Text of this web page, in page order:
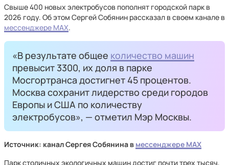
Свыше 400 новых электробусов пополнят городской парк в
2026 году. Об этом Сергей Собянин рассказал в своем канале в
мессенджере MAХ.
«В результате общее количество машин
превысит 3300, их доля в парке
Мосгортранса достигнет 45 процентов.
Москва сохранит лидерство среди городов
Европы и США по количеству
электробусов», — отметил Мэр Москвы.
Источник: канал Сергея Собянина в мессенджере MAX
Парк столичных экологичных машин достиг почти трех тысяч,